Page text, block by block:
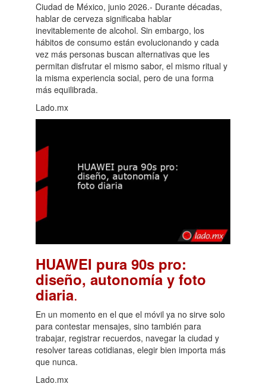
Ciudad de México, junio 2026.- Durante décadas,
hablar de cerveza significaba hablar
inevitablemente de alcohol. Sin embargo, los
hábitos de consumo están evolucionando y cada
vez más personas buscan alternativas que les
permitan disfrutar el mismo sabor, el mismo ritual y
la misma experiencia social, pero de una forma
más equilibrada.
Lado.mx
HUAWEI pura 90s pro:
diseño, autonomía y foto
diaria.
En un momento en el que el móvil ya no sirve solo
para contestar mensajes, sino también para
trabajar, registrar recuerdos, navegar la ciudad y
resolver tareas cotidianas, elegir bien importa más
que nunca.
Lado.mx